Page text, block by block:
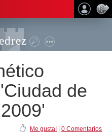
de
Me gusta! 0 Comentarios